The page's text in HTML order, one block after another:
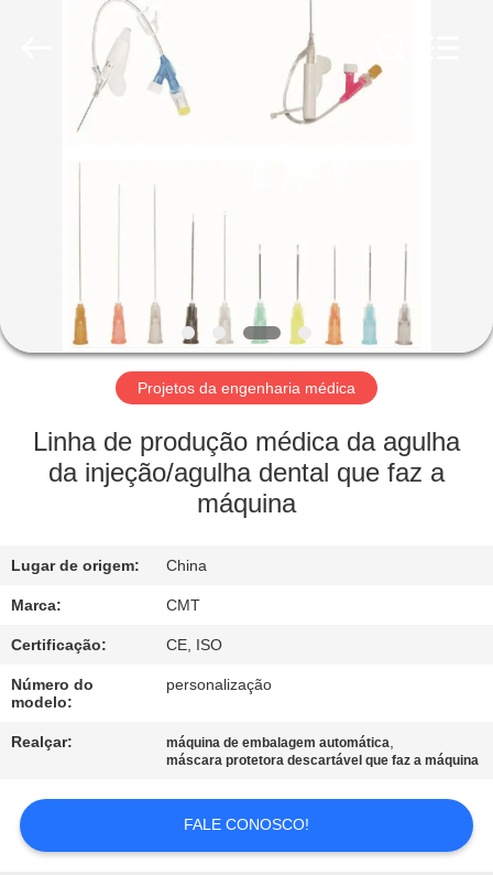
CASA
PRODUTOS
VISITA
FÁBRICA
QUALIDADE
CONTATE-
NOS
BLOG
SOLICITE UM
ORÇAMENTO
Projetos da engenharia médica
Linha de produção médica da agulha
da injeção/agulha dental que faz a
máquina
Lugar de origem: China
Marca: CMT
Certificação: CE, ISO
Número do
modelo:
personalização
Realçar: máquina de embalagem automática,
máscara protetora descartável que faz a máquina
FALE CONOSCO!